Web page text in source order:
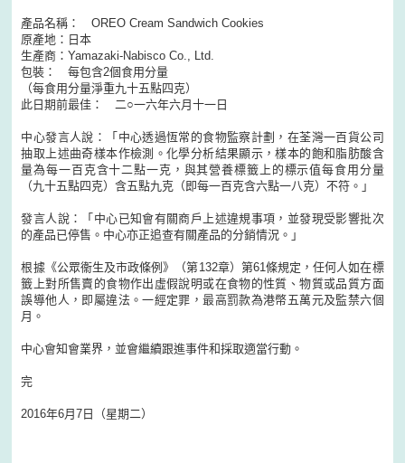
產品名稱： OREO Cream Sandwich Cookies
原產地：日本
生產商：Yamazaki-Nabisco Co., Ltd.
包裝： 每包含2個食用分量
（每食用分量淨重九十五點四克）
此日期前最佳： 二○一六年六月十一日
中心發言人說：「中心透過恆常的食物監察計劃，在荃灣一百貨公司
抽取上述曲奇樣本作檢測。化學分析結果顯示，樣本的飽和脂肪酸含
量為每一百克含十二點一克，與其營養標籤上的標示值每食用分量
（九十五點四克）含五點九克（即每一百克含六點一八克）不符。」
發言人說：「中心已知會有關商戶上述違規事項，並發現受影響批次
的產品已停售。中心亦正追查有關產品的分銷情況。」
根據《公眾衞生及市政條例》（第132章）第61條規定，任何人如在標
籤上對所售賣的食物作出虛假說明或在食物的性質、物質或品質方面
誤導他人，即屬違法。一經定罪，最高罰款為港幣五萬元及監禁六個
月。
中心會知會業界，並會繼續跟進事件和採取適當行動。
完
2016年6月7日（星期二）